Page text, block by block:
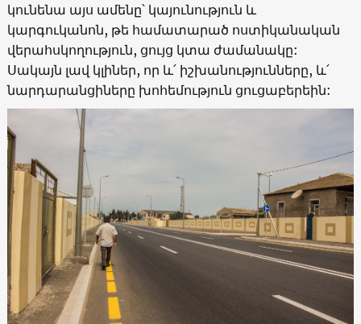
կունենա այս ամենը՝ կայունություն և
կարգուկանոն, թե համատարած ոստիկանական
վերահսկողություն, ցույց կտա ժամանակը:
Սակայն լավ կլիներ, որ և՛ իշխանությունները, և՛
նարդարանցիները խոհեմություն ցուցաբերեին: